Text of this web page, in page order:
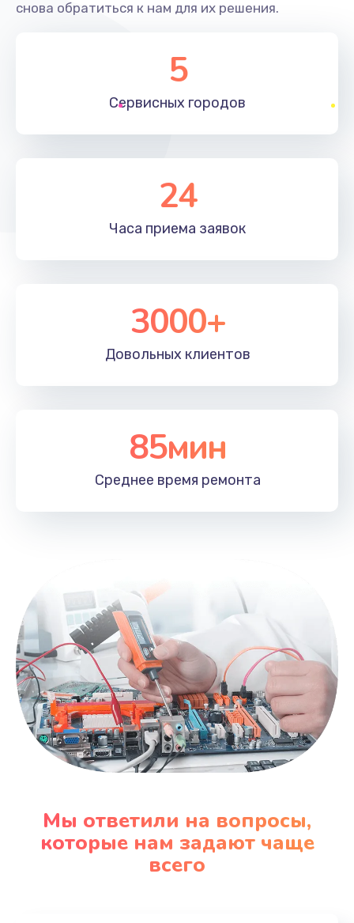
снова обратиться к нам для их решения.
5
Сервисных городов
24
Часа приема заявок
3000+
Довольных клиентов
85мин
Среднее время ремонта
Мы ответили на вопросы,
которые нам задают чаще
всего